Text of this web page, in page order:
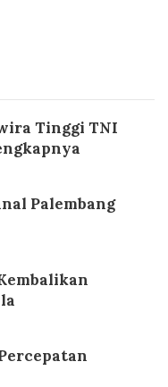
Tinggi TNI
Palembang